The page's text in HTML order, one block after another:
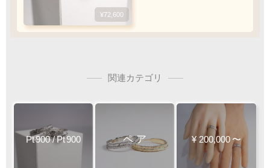
¥39,600
¥96,800
¥72,600
関連カテゴリ
Pt900 / Pt900 ペ ア ¥ 200,000 〜